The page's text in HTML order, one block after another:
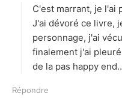
:
C'est marrant, je l'ai
J'ai dévoré ce livre,
personnage, j'ai
finalement j'ai
de la pas happy
Répondre